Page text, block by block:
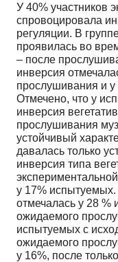
У 40% участников
спровоцировала
регуляции. В
проявилась во
– после
инверсия
прослушивания и
Отмечено, что у
инверсия
прослушивания
устойчивый
давалась только
инверсия типа
у 17% испытуемых.
отмечалась у 28
ожидаемого
испытуемых с
ожидаемого
у 16%, после